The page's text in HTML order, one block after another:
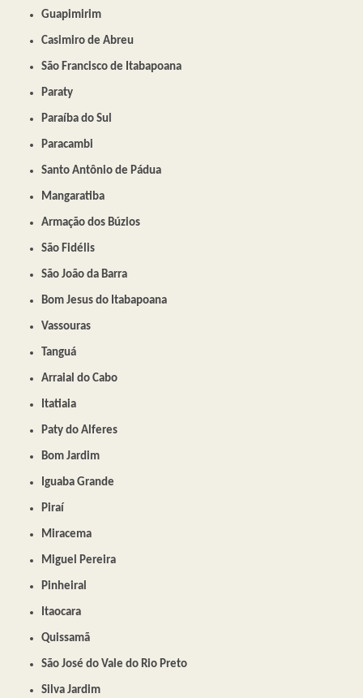
Guapimirim
Casimiro de Abreu
São Francisco de Itabapoana
Paraty
Paraíba do Sul
Paracambi
Santo Antônio de Pádua
Mangaratiba
Armação dos Búzios
São Fidélis
São João da Barra
Bom Jesus do Itabapoana
Vassouras
Tanguá
Arraial do Cabo
Itatiaia
Paty do Alferes
Bom Jardim
Iguaba Grande
Piraí
Miracema
Miguel Pereira
Pinheiral
Itaocara
Quissamã
São José do Vale do Rio Preto
Silva Jardim